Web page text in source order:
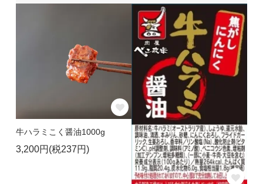
牛ハラミこく醤油1000g
3,200円(税237円)